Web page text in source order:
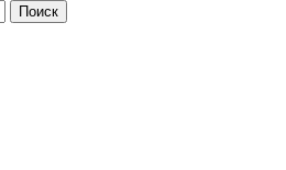
Поиск